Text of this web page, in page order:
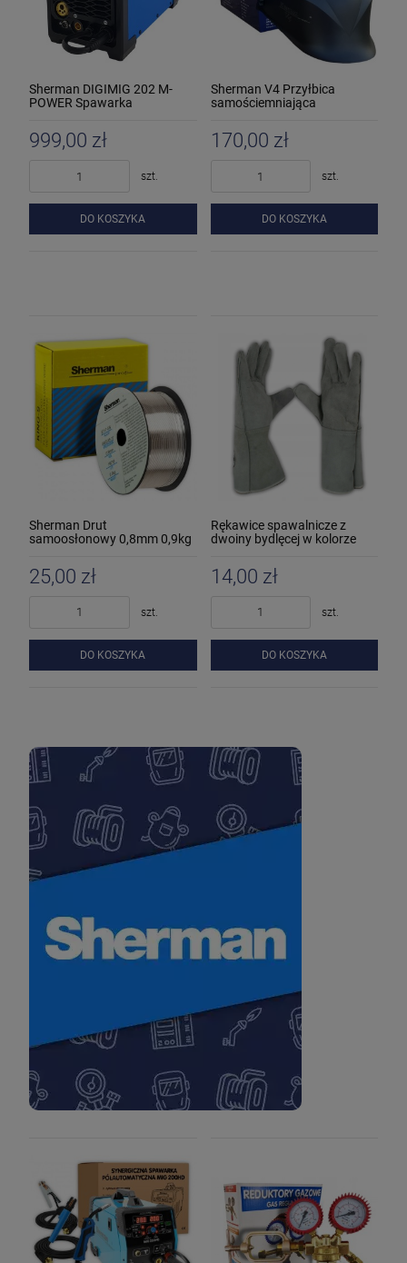
Sherman DIGIMIG 202 M-
POWER Spawarka
999,00 zł
szt.
DO KOSZYKA
Sherman V4 Przyłbica
samościemniająca
170,00 zł
szt.
DO KOSZYKA
Sherman Drut
samoosłonowy 0,8mm 0,9kg
25,00 zł
szt.
DO KOSZYKA
Rękawice spawalnicze z
dwoiny bydlęcej w kolorze
14,00 zł
szt.
DO KOSZYKA